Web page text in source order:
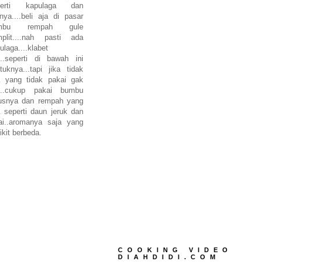
kapulaga dan
aja di pasar
rempah gule
pasti ada
di bawah ini
jika tidak
yang tidak pakai gak
pakai bumbu
dan rempah yang
seperti daun jeruk dan
saja yang
berbeda.
COOKING VIDEO
DIAHDIDI.COM